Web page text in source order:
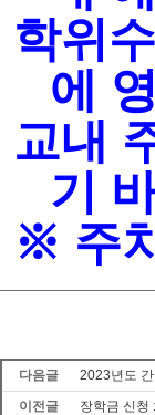
학위
에
교내
기
※ 주
다음글
2023년도
이전글
장학금 신청